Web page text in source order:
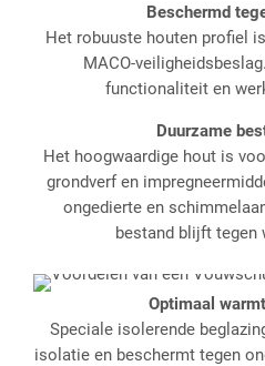
Beschermd
Het robuuste houten profiel
MACO-
functionaliteit en
Duurzame
Het hoogwaardige hout is
grondverf en
ongedierte en
bestand blijft tegen
Optimaal
Speciale isolerende
isolatie en beschermt tegen